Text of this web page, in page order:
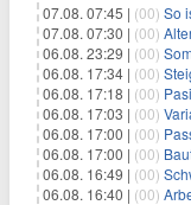
07.08. 07:45 | (00) So
07.08. 07:30 | (00)
06.08. 23:29 | (00)
06.08. 17:34 | (00)
06.08. 17:18 | (00) Pasinex
06.08. 17:03 | (00)
06.08. 17:00 | (00)
06.08. 17:00 | (00)
06.08. 16:49 | (00)
06.08. 16:40 | (00)